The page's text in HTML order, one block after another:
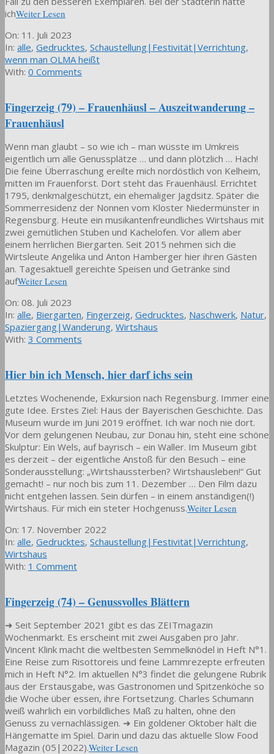
ichWeiter Lesen
2023-
07-
11
On: 11. Juli 2023
In: alle, Gedrucktes, Schaustellung|Festivität|Verrichtung,
wenn man OLMA heißt
With: 0 Comments
Fingerzeig (79) – Frauenhäusl – Auszeitwanderung –
Frauenhäusl
Wenn man glaubt – so wie ich – man wüsste im Umkreis
eigentlich um alle Genussplätze … und dann plötzlich … Hach!
Die feine Überraschung ereilte mich nordöstlich von Kelheim,
mitten im Frauenforst. Dort steht das Frauenhäusl. Errichtet
1795, denkmalgeschützt, ein ehemaliger Jagdsitz. Später die
Sommerresidenz der Nonnen vom Kloster Niedermünster in
Regensburg. Heute ein musikantenfreundliches Wirtshaus mit
zwei gemütlichen Stuben und Kachelofen. Vor allem aber
einem herrlichen Biergarten. Seit 2015 nehmen sich die
Wirtsleute Angelika und Anton Hamberger hier ihren Gästen
an. Tagesaktuell gereichte Speisen und Getränke sind
aufWeiter Lesen
2023-
07-
08
On: 08. Juli 2023
In: alle, Biergarten, Fingerzeig, Gedrucktes, Naschwerk, Natur,
Spaziergang|Wanderung, Wirtshaus
With: 3 Comments
Hier bin ich Mensch, hier darf ichs sein
Letztes Wochenende, Exkursion nach Regensburg. Immer eine
gute Idee. Erstes Ziel: Haus der Bayerischen Geschichte. Das
Museum wurde im Juni 2019 eröffnet. Ich war noch nie dort.
Vor dem gelungenen Neubau, zur Donau hin, steht eine schöne
Skulptur: Ein Wels, auf bayrisch – ein Waller. Im Museum gibt
es derzeit – der eigentliche Anstoß für den Besuch – eine
Sonderausstellung: „Wirtshaussterben? Wirtshausleben!“ Gut
gemacht! – nur noch bis zum 11. Dezember … Den Film dazu
nicht entgehen lassen. Sein dürfen – in einem anständigen(!)
Wirtshaus. Für mich ein steter Hochgenuss.Weiter Lesen
2022-
11-
17
On: 17. November 2022
In: alle, Gedrucktes, Schaustellung|Festivität|Verrichtung,
Wirtshaus
With: 1 Comment
Fingerzeig (74) – Genussvolles Blättern
➜ Seit September 2021 gibt es das ZEITmagazin
Wochenmarkt. Es erscheint mit zwei Ausgaben pro Jahr.
Vincent Klink macht die weltbesten Semmelknödel in Heft N°1.
Eine Reise zum Risottoreis und feine Lammrezepte erfreuten
mich in Heft N°2. Im aktuellen N°3 findet die gelungene Rubrik
aus der Erstausgabe, was Gastronomen und Spitzenköche so
die Woche über essen, ihre Fortsetzung. Charles Schumann
weiß wahrlich ein vorbildliches Maß zu halten, ohne den
Genuss zu vernachlässigen. ➜ Ein goldener Oktober hält die
Hängematte im Spiel. Darin und dazu das aktuelle Slow Food
Magazin (05|2022).Weiter Lesen